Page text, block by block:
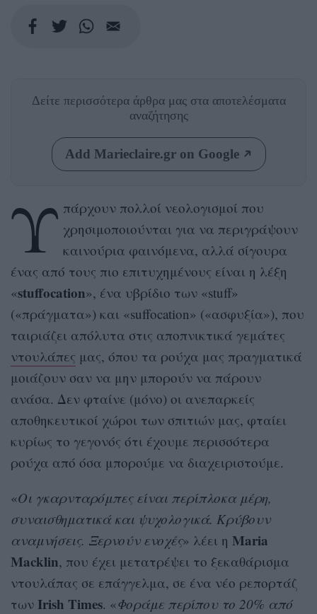
Δείτε περισσότερα άρθρα μας στα αποτελέσματα
αναζήτησης
Add Marieclaire.gr on Google
Υ πάρχουν πολλοί νεολογισμοί που
χρησιμοποιούνται για να περιγράψουν
καινούρια φαινόμενα, αλλά σίγουρα
ένας από τους πιο επιτυχημένους είναι η λέξη
«stuffocation», ένα υβρίδιο των «stuff»
(«πράγματα») και «suffocation» («ασφυξία»), που
ταιριάζει απόλυτα στις αποπνικτικά γεμάτες
ντουλάπες μας, όπου τα ρούχα μας πραγματικά
μοιάζουν σαν να μην μπορούν να πάρουν
ανάσα. Δεν φταίνε (μόνο) οι ανεπαρκείς
αποθηκευτικοί χώροι των σπιτιών μας, φταίει
κυρίως το γεγονός ότι έχουμε περισσότερα
ρούχα από όσα μπορούμε να διαχειριστούμε.
«Οι γκαρνταρόμπες είναι περίπλοκα μέρη,
συναισθηματικά και ψυχολογικά. Κρύβουν
αναμνήσεις. Ξερνούν ενοχές» λέει η Maria
Macklin, που έχει μετατρέψει το ξεκαθάρισμα
ντουλάπας σε επάγγελμα, σε ένα νέο ρεπορτάζ
των Irish Times. «Φοράμε περίπου το 20% από